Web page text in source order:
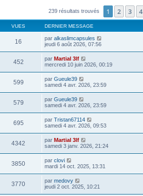
239 résultats trouvés 1 2 3 4
VUES DERNIER MESSAGE
16 par alkaslimcapsules
jeudi 6 août 2026, 07:56
452 par Martial 3lf
mercredi 10 juin 2026, 00:19
599 par Gueule39
samedi 4 avr. 2026, 23:59
579 par Gueule39
samedi 4 avr. 2026, 23:59
695 par Tristan67114
samedi 4 avr. 2026, 09:53
4342 par Martial 3lf
samedi 3 janv. 2026, 21:24
3850 par clovi
mardi 14 oct. 2025, 13:31
3770 par medovy
jeudi 2 oct. 2025, 10:21